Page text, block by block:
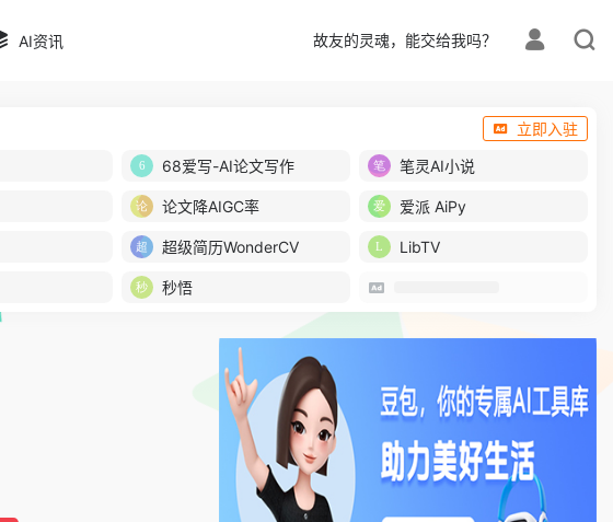
AI资讯 故友的灵魂，能交给我吗？
立即入驻
68爱写-AI论文写作 笔灵AI小说
论文降AIGC率 爱派 AiPy
超级简历WonderCV LibTV
秒悟